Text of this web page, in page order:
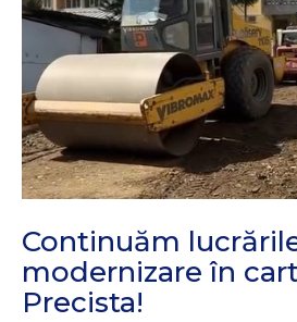
Continuăm
modernizare în
Precista!